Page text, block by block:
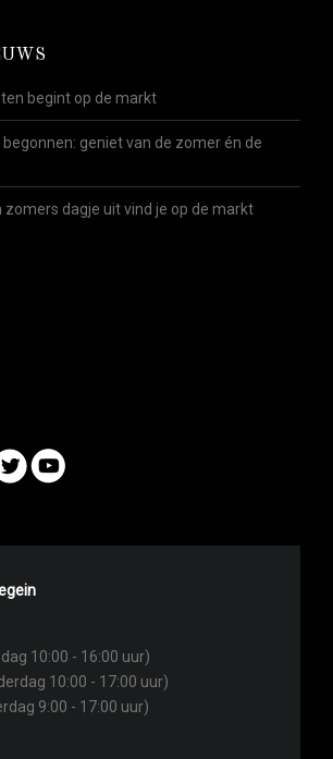
begint op de markt
begonnen: geniet van de zomer én de
zomers dagje uit vind je op de markt
10:00 - 16:00 uur)
10:00 - 17:00 uur)
9:00 - 17:00 uur)